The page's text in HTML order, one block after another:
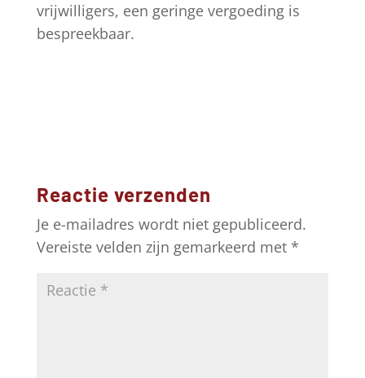
vrijwilligers, een geringe vergoeding is
bespreekbaar.
Reactie verzenden
Je e-mailadres wordt niet gepubliceerd.
Vereiste velden zijn gemarkeerd met *